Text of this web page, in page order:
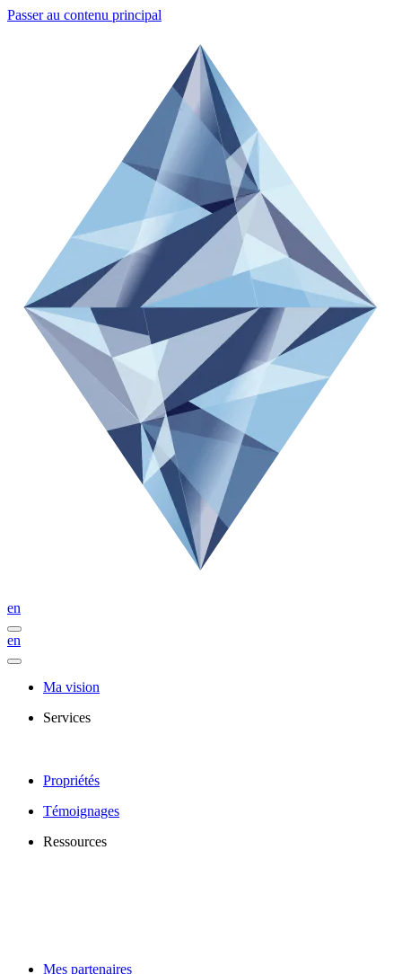
Passer au contenu principal
en
en
Ma vision
Services
Propriétés
Témoignages
Ressources
Mes partenaires